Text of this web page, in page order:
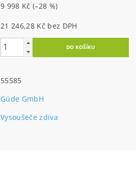
9 998 Kč (–28 %)
21 246,28 Kč bez DPH
55585
Güde GmbH
Vysoušeče zdiva